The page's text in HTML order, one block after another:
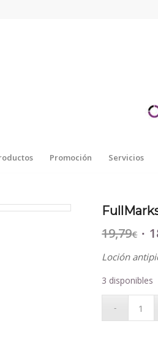
Promoción Servicios
19,79€ El
era:
Loción
3 disponibles